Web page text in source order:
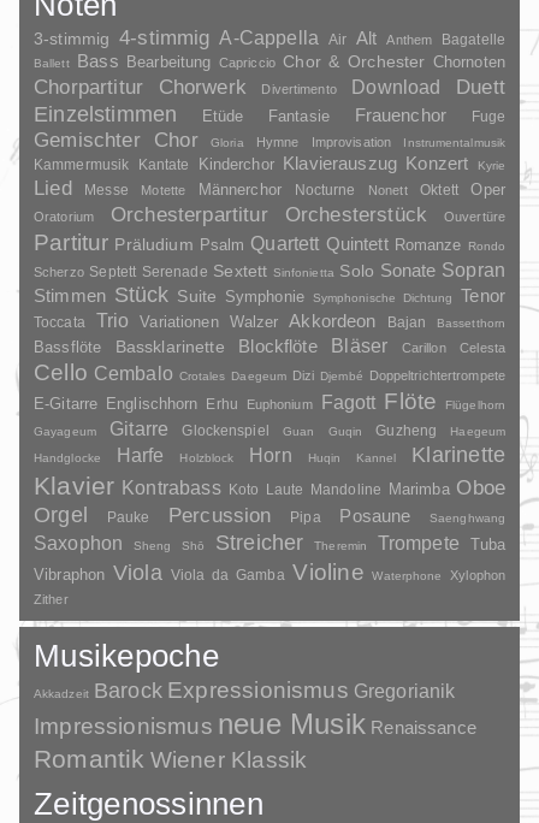
3-stimmig 4-stimmig A-Cappella Air Alt Anthem Bagatelle
Ballett Bass Bearbeitung Capriccio Chor & Orchester Chornoten
Chorpartitur Chorwerk Divertimento Download
Duett
Einzelstimmen
Etüde Fantasie Frauenchor Fuge
Gemischter Chor Gloria Hymne Improvisation Instrumentalmusik
Kammermusik Kantate Kinderchor Klavierauszug Konzert Kyrie
Lied Messe Motette Männerchor Nocturne Nonett Oktett Oper
Oratorium Orchesterpartitur Orchesterstück Ouvertüre
Partitur Präludium Psalm Quartett Quintett Romanze Rondo
Scherzo Septett Serenade Sextett Sinfonietta Solo Sonate Sopran
Stimmen Stück Suite Symphonie Symphonische Dichtung Tenor
Toccata Trio Variationen Walzer Akkordeon Bajan Bassetthorn
Bassflöte Bassklarinette Blockflöte Bläser Carillon Celesta
Cello Cembalo Crotales Daegeum Dizi Djembé Doppeltrichtertrompete
E-Gitarre Englischhorn Erhu Euphonium Fagott Flöte
Flügelhorn
Gayageum
Gitarre Glockenspiel Guan Guqin Guzheng
Haegeum
Handglocke
Harfe Holzblock Horn Huqin Kannel Klarinette
Klavier Kontrabass Koto Laute Mandoline Marimba Oboe
Orgel Pauke Percussion Pipa Posaune Saenghwang
Saxophon Sheng Shō Streicher Theremin Trompete
Tuba
Vibraphon Viola Viola da Gamba Violine Waterphone
Xylophon
Zither
Musikepoche
Akkadzeit Barock Expressionismus Gregorianik
Impressionismus neue Musik Renaissance
Romantik Wiener Klassik
Zeitgenossinnen